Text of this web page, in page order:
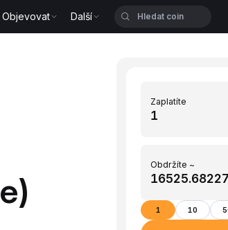
Objevovat Další
Zaplatíte
Obdržíte ~
1 10